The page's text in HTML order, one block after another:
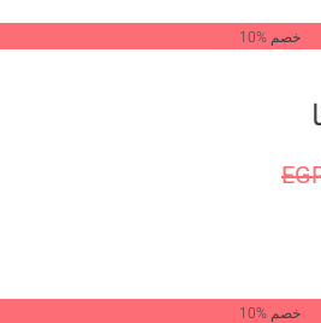
خصم %10
خصم %10